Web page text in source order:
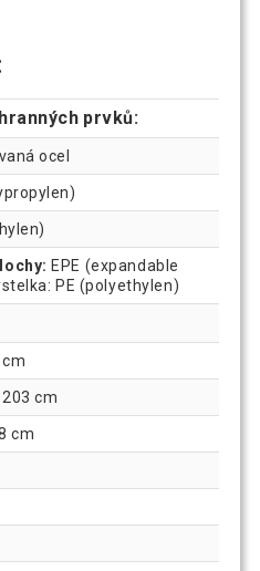
prvků:
ocel
EPE (expandable
PE (polyethylen)
203 cm
cm